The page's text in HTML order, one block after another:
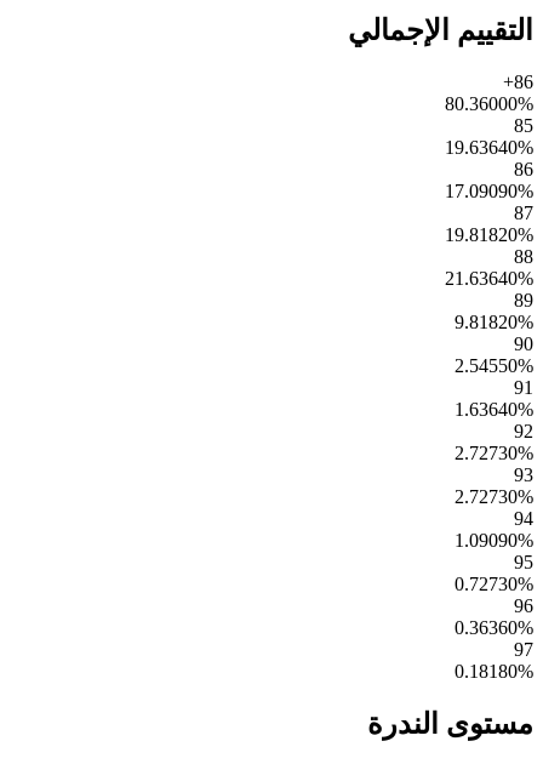
التقييم الإجمالي
86+
80.36000%
85
19.63640%
86
17.09090%
87
19.81820%
88
21.63640%
89
9.81820%
90
2.54550%
91
1.63640%
92
2.72730%
93
2.72730%
94
1.09090%
95
0.72730%
96
0.36360%
97
0.18180%
مستوى الندرة